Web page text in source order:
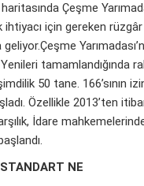
Çeşme
ihtiyacı için gereken
tamamlandığında
50 tane. 166’sının
Özellikle 2013’ten
İdare
NE